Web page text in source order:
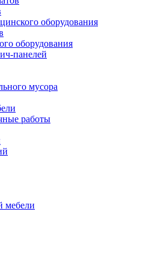
оборудования
оборудования
панелей
мусора
работы
мебели